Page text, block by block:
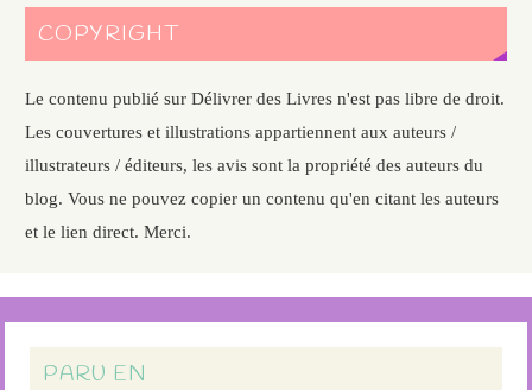
COPYRIGHT
Le contenu publié sur Délivrer des Livres n'est pas libre de droit.
Les couvertures et illustrations appartiennent aux auteurs /
illustrateurs / éditeurs, les avis sont la propriété des auteurs du
blog. Vous ne pouvez copier un contenu qu'en citant les auteurs
et le lien direct. Merci.
PARU EN